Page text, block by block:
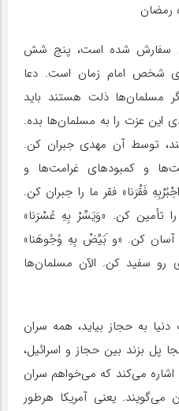
رمضان
سفارش شده است، پنج شش
شخص امام زمان است. دعا
مسلمان‌ها ذلت هستند باید
عزت را به مسلمان‌ها بده.
توسط آن مهدی جبران کن.
و کمبودهای غرامت‌ها و
فَقْرَنا» فقر ما را جبران کن.
تأمین کن. «وَیَسِّرْ بِهِ عُسْرَنا»
کن. «و َبَیِّضْ بِهِ وُجُوهَنا»
رو سفید کن. الآن مسلمان‌ها
به حجاز بیاید، همه سران
پل بزند بین حجاز و اسرائیل،
می‌کند که می‌خواهم سران
می‌گویند. یعنی آمریکا هرطور